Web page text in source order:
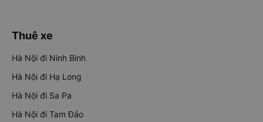
Thuê xe
Hà Nội đi Ninh Bình
Hà Nội đi Hạ Long
Hà Nội đi Sa Pa
Hà Nội đi Tam Đảo